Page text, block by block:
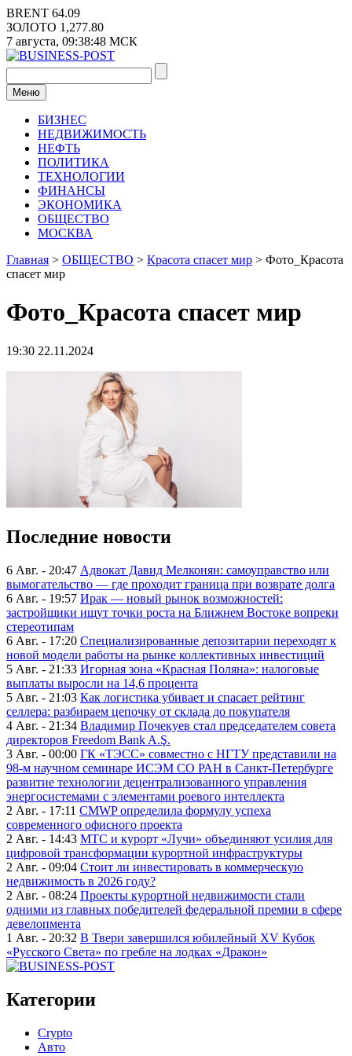
Перейти
к
содержимому
BRENT 64.09
ЗОЛОТО 1,277.80
7 августа, 09:38:48 МСК
Меню
БИЗНЕС
НЕДВИЖИМОСТЬ
НЕФТЬ
ПОЛИТИКА
ТЕХНОЛОГИИ
ФИНАНСЫ
ЭКОНОМИКА
ОБЩЕСТВО
МОСКВА
Главная > ОБЩЕСТВО > Красота спасет мир > Фото_Красота
спасет мир
Фото_Красота спасет мир
19:30 22.11.2024
Последние новости
6 Авг. - 20:47 Адвокат Давид Мелконян: самоуправство или
вымогательство — где проходит граница при возврате долга
6 Авг. - 19:57 Ирак — новый рынок возможностей:
застройщики ищут точки роста на Ближнем Востоке вопреки
стереотипам
6 Авг. - 17:20 Специализированные депозитарии переходят к
новой модели работы на рынке коллективных инвестиций
5 Авг. - 21:33 Игорная зона «Красная Поляна»: налоговые
выплаты выросли на 14,6 процента
5 Авг. - 21:03 Как логистика убивает и спасает рейтинг
селлера: разбираем цепочку от склада до покупателя
4 Авг. - 21:34 Владимир Почекуев стал председателем совета
директоров Freedom Bank A.Ş.
3 Авг. - 00:00 ГК «ТЭСС» совместно с НГТУ представили на
98-м научном семинаре ИСЭМ СО РАН в Санкт-Петербурге
развитие технологии децентрализованного управления
энергосистемами с элементами роевого интеллекта
2 Авг. - 17:11 CMWP определила формулу успеха
современного офисного проекта
2 Авг. - 14:43 МТС и курорт «Лучи» объединяют усилия для
цифровой трансформации курортной инфраструктуры
2 Авг. - 09:04 Стоит ли инвестировать в коммерческую
недвижимость в 2026 году?
2 Авг. - 08:24 Проекты курортной недвижимости стали
одними из главных победителей федеральной премии в сфере
девелопмента
1 Авг. - 20:32 В Твери завершился юбилейный XV Кубок
«Русского Света» по гребле на лодках «Дракон»
Категории
Crypto
Авто